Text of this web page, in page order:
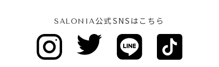
SALONIA公式SNSはこちら